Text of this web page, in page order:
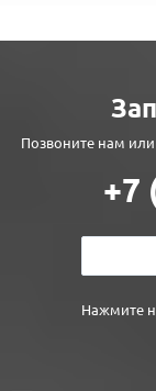
Позвоните нам или
+7
Нажмите